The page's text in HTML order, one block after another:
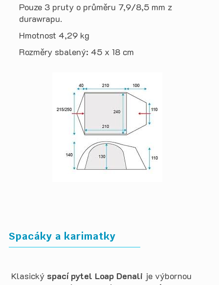
Pouze 3 pruty o průměru 7,9/8,5 mm z
durawrapu.
Hmotnost 4,29 kg
Rozměry sbalený: 45 x 18 cm
Spacáky a karimatky
Klasický spací pytel Loap Denali je výbornou